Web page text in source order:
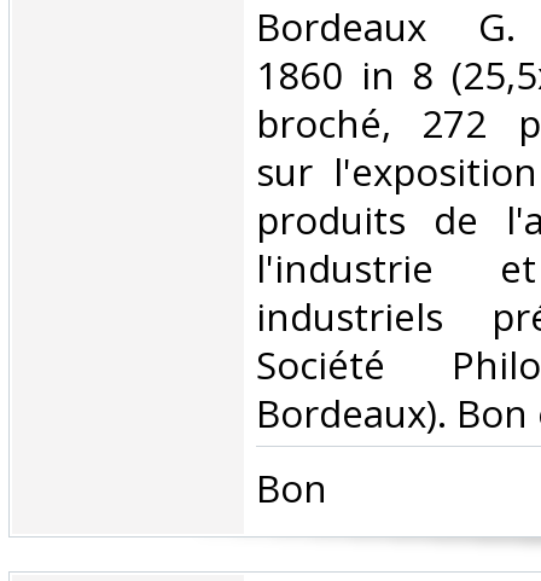
‎Bordeaux G.
1860 in 8
broché, 272
sur
produits de
l'industrie
industriels
Société
Bordeaux).
‎Bon ‎